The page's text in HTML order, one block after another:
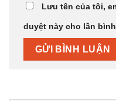
Lưu tên của tôi,
duyệt này cho lần